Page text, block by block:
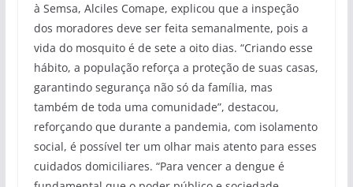
à Semsa, Alciles Comape, explicou que a inspeção
dos moradores deve ser feita semanalmente, pois a
vida do mosquito é de sete a oito dias. “Criando esse
hábito, a população reforça a proteção de suas casas,
garantindo segurança não só da família, mas
também de toda uma comunidade”, destacou,
reforçando que durante a pandemia, com isolamento
social, é possível ter um olhar mais atento para esses
cuidados domiciliares. “Para vencer a dengue é